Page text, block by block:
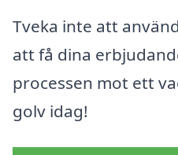
Tveka inte att
att få dina
processen mot ett
golv idag!